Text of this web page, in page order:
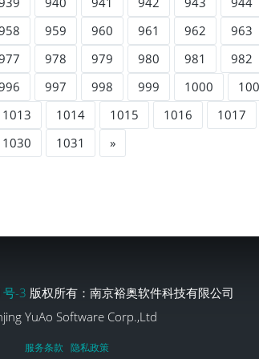
959 960 961 962 963
978 979 980 981 982
997 998 999 1000
1013 1014 1015 1016 1017
1030 1031 »
-3 版权所有：南京裕奥软件科技有限公司
YuAo Software Corp.,Ltd
服务条款 隐私政策